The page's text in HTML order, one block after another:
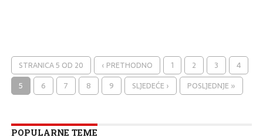
STRANICA 5 OD 20 ‹ PRETHODNO 1 2 3
4
5
6 7 8 9 SLJEDEĆE › POSLJEDNJE »
POPULARNE TEME